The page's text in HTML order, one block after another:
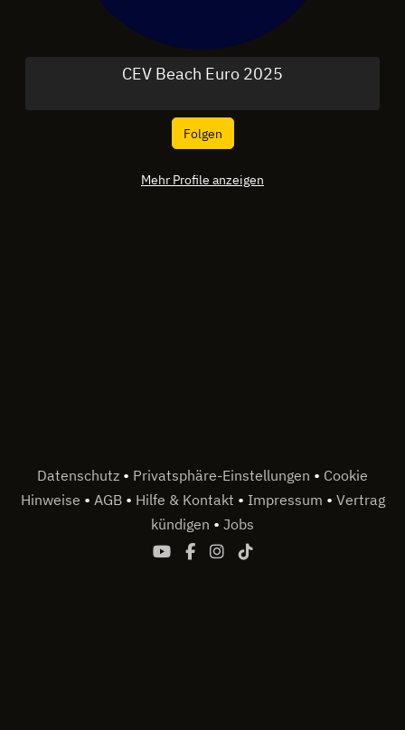
CEV Beach Euro 2025
Folgen
Mehr Profile anzeigen
Datenschutz • Privatsphäre-Einstellungen • Cookie
Hinweise • AGB • Hilfe & Kontakt • Impressum • Vertrag
kündigen • Jobs